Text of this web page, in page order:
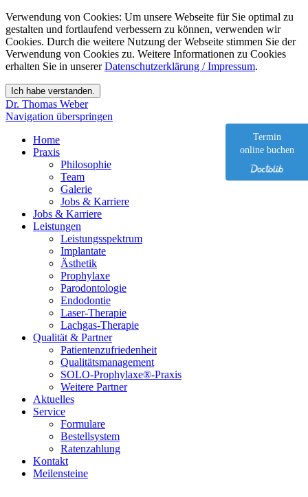
Verwendung von Cookies: Um unsere Webseite für Sie optimal zu
gestalten und fortlaufend verbessern zu können, verwenden wir
Cookies. Durch die weitere Nutzung der Webseite stimmen Sie der
Verwendung von Cookies zu. Weitere Informationen zu Cookies
erhalten Sie in unsererDatenschutzerklärung / Impressum.
Dr. Thomas Weber
Navigation überspringen
Home
Praxis
Philosophie
Team
Galerie
Jobs & Karriere
Jobs & Karriere
Leistungen
Leistungsspektrum
Implantate
Ästhetik
Prophylaxe
Parodontologie
Endodontie
Laser-Therapie
Lachgas-Therapie
Qualität & Partner
Patientenzufriedenheit
Qualitätsmanagement
SOLO-Prophylaxe®-Praxis
Weitere Partner
Aktuelles
Service
Formulare
Bestellsystem
Ratenzahlung
Kontakt
Meilensteine
Termin
online buchen